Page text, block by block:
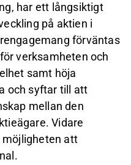
har ett långsiktigt
på aktien i
förväntas
verksamheten och
samt höja
och syftar till att
mellan den
Vidare
att